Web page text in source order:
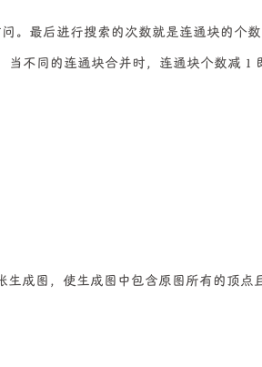
。最后进行搜索的次数就是连通块的个
当不同的连通块合并时，连通块个数减 1
成图，使生成图中包含原图所有的顶点